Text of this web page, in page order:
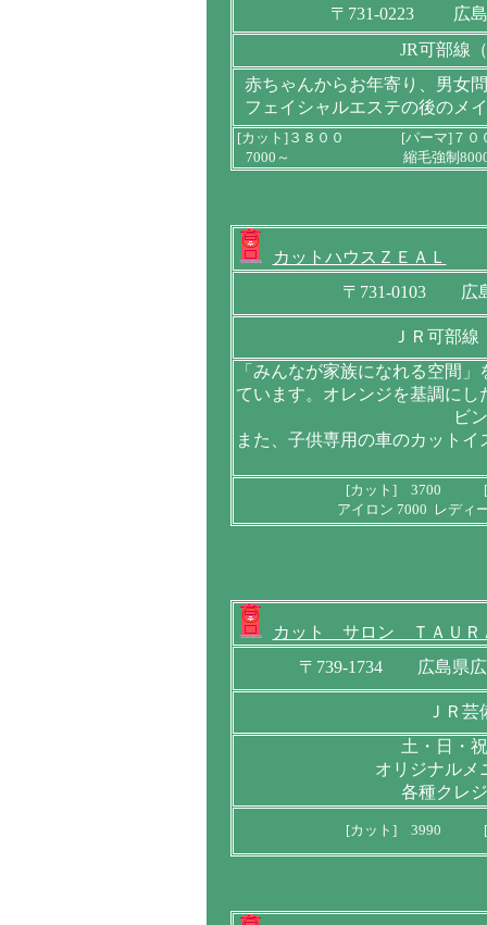
〒731-0223 広島
JR可部線
赤ちゃんからお年寄り、男女
フェイシャルエステの後のメ
[カット]３８００ [パーマ]７
7000～ 縮毛強制8000～
カットハウスＺＥＡＬ
〒731-0103 広
ＪＲ可部
「みんなが家族になれる空間
ています。オレンジを基調に
ビ
また、子供専用の車のカット
[カット] 3700 [
アイロン 7000 レディ
カット サロン ＴＡＵＲ
〒739-1734 広島県広
ＪＲ
土・日・
オリジナルメ
各種クレ
[カット] 3990 [